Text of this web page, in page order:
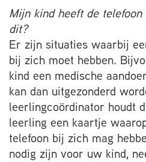
Mijn kind heeft de
dit?
Er zijn situaties waarbij
bij zich moet hebben.
kind een medische
kan dan uitgezonderd
leerlingcoördinator houdt
leerling een kaartje
telefoon bij zich mag
nodig zijn voor uw kind,